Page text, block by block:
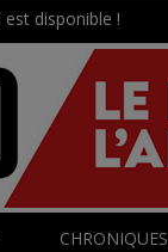
pour 2027
CHRONIQUES